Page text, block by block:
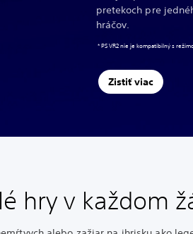
pretekoch pre
hráčov.
* PS VR2 nie je kompatibilný s
Zistiť viac
hry v každom